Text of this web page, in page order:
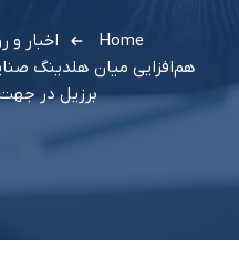
Home اخبار و
هم‌افزایی میان هلدینگ
برزیل در